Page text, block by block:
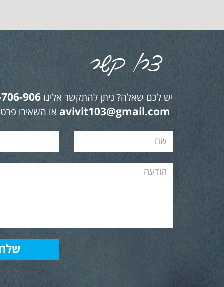
יש לכם שאלה? ניתן להתקשר אלינו 906
avivit103@gmail.com או השאירו